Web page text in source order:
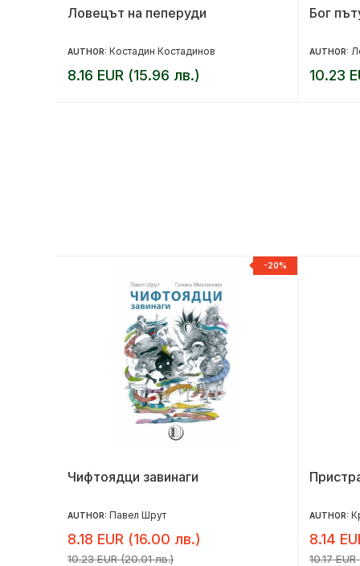
Ловецът на пеперуди
AUTHOR: Костадин Костадинов
8.16 EUR (15.96 лв.)
Бог
AUTHOR:
10.23
-20%
Чифтоядци завинаги
AUTHOR: Павел Шрут
8.18 EUR (16.00 лв.)
10.23 EUR (20.01 лв.)
AUTHOR:
8.14
10.17